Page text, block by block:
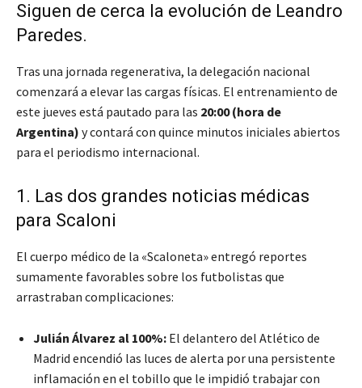
Siguen de cerca la evolución de Leandro
Paredes.
Tras una jornada regenerativa, la delegación nacional
comenzará a elevar las cargas físicas. El entrenamiento de
este jueves está pautado para las 20:00 (hora de
Argentina) y contará con quince minutos iniciales abiertos
para el periodismo internacional.
1. Las dos grandes noticias médicas
para Scaloni
El cuerpo médico de la «Scaloneta» entregó reportes
sumamente favorables sobre los futbolistas que
arrastraban complicaciones:
Julián Álvarez al 100%: El delantero del Atlético de
Madrid encendió las luces de alerta por una persistente
inflamación en el tobillo que le impidió trabajar con